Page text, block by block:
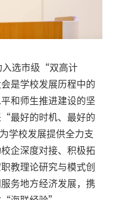
入选市级“双高计
是学校发展历程中的
和师生推进建设的坚
“最好的时机、最好的
学校发展提供全力支
企深度对接、积极拓
教理论研究与模式创
务地方经济发展，携